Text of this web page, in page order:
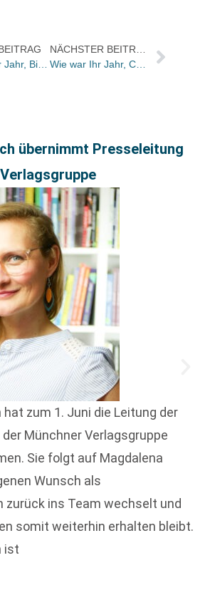
Wie war Ihr Jahr, Birgit Francan?
übernimmt Presseleitung
hat zum 1. Juni die Leitung der
Münchner Verlagsgruppe
Sie folgt auf Magdalena
Wunsch als
zurück ins Team wechselt und
somit weiterhin erhalten bleibt.
ist